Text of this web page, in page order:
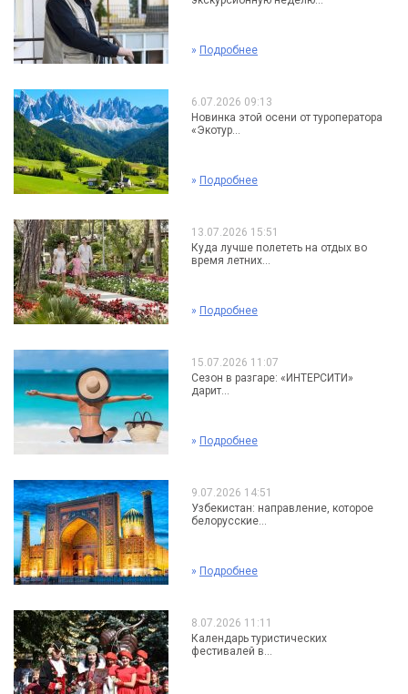
» Подробнее
6.07.2026 09:13
Новинка этой осени от туроператора
«Экотур...
» Подробнее
13.07.2026 15:51
Куда лучше полететь на отдых во
время летних...
» Подробнее
15.07.2026 11:07
Сезон в разгаре: «ИНТЕРСИТИ»
дарит...
» Подробнее
9.07.2026 14:51
Узбекистан: направление, которое
белорусские...
» Подробнее
8.07.2026 11:11
Календарь туристических
фестивалей в...